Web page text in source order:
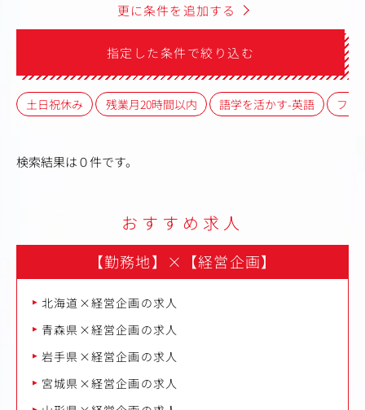
更に条件を追加する
指定した条件で絞り込む
土日祝休み 残業月20時間以内 語学を活かす-英語 フレ
検索結果は０件です。
おすすめ求人
【勤務地】 × 【経営企画】
北海道×経営企画の求人
青森県×経営企画の求人
岩手県×経営企画の求人
宮城県×経営企画の求人